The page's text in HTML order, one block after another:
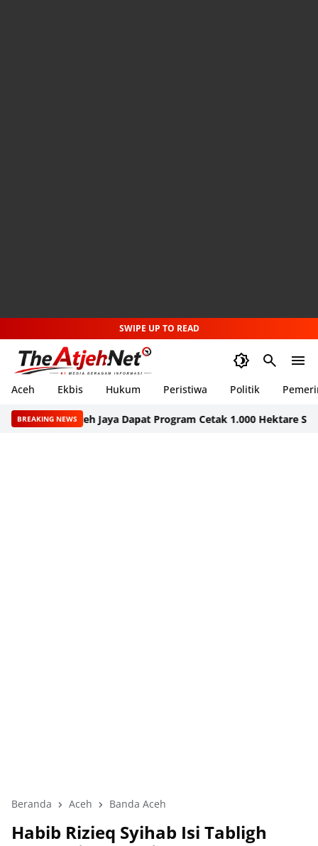
SWIPE UP TO READ
Aceh Ekbis Hukum Peristiwa Politik
BREAKING NEWS
Aceh Jaya Dapat Program Cetak 1.000 Hektare Sawah
Beranda Aceh Banda Aceh
Habib Rizieq Syihab Isi Tabligh